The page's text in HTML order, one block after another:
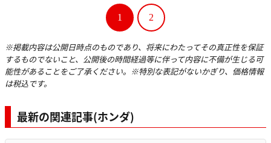
1 2
※掲載内容は公開日時点のものであり、将来にわたってその真正性を保証
するものでないこと、公開後の時間経過等に伴って内容に不備が生じる可
能性があることをご了承ください。※特別な表記がないかぎり、価格情報
は税込です。
最新の関連記事(ホンダ)